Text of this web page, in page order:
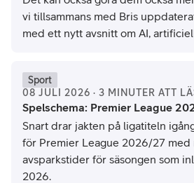
vi tillsammans med Bris
med ett nytt avsnitt om AI,
Sport
08 JULI 2026 · 3 MINUTER ATT
Spelschema: Premier League
Snart drar jakten på ligatiteln
för Premier League 2026/27 med
avsparkstider för säsongen som
2026.